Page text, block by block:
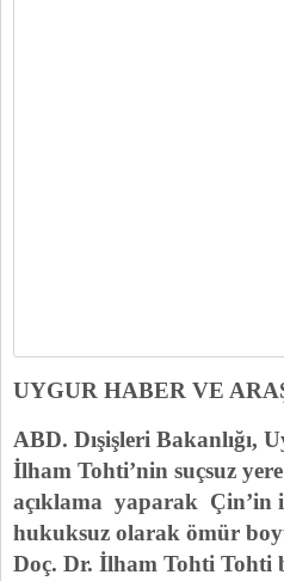
UYGUR HABER VE
ABD. Dışişleri Bakanlığı,
İlham Tohti’nin suçsuz
açıklama yaparak Çin’in
hukuksuz olarak ömür
Doç. Dr. İlham Tohti Tohti